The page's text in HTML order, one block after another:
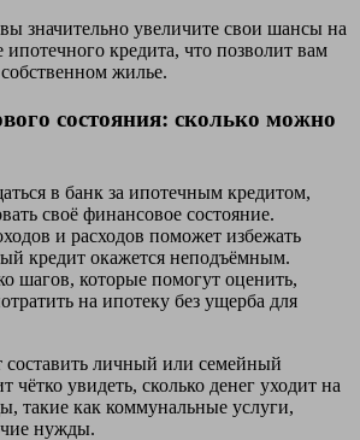
значительно увеличите свои шансы на
кредита, что позволит вам
жилье.
состояния: сколько можно
в банк за ипотечным кредитом,
своё финансовое состояние.
и расходов поможет избежать
кредит окажется неподъёмным.
шагов, которые помогут оценить,
на ипотеку без ущерба для
личный или семейный
чётко увидеть, сколько денег уходит на
такие как коммунальные услуги,
нужды.